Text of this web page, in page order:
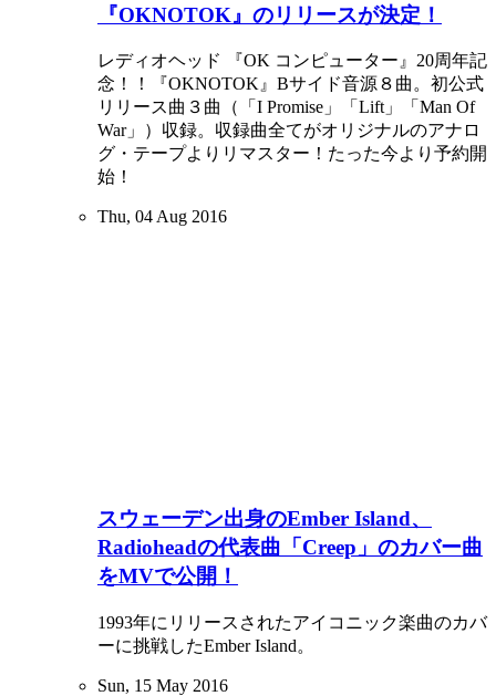
『OKNOTOK』のリリースが決定！
レディオヘッド 『OK コンピューター』20周年記
念！！『OKNOTOK』Bサイド音源８曲。初公式
リリース曲３曲（「I Promise」「Lift」「Man Of
War」）収録。収録曲全てがオリジナルのアナロ
グ・テープよりリマスター！たった今より予約開
始！
Thu, 04 Aug 2016
スウェーデン出身のEmber Island、
Radioheadの代表曲「Creep」のカバー曲
をMVで公開！
1993年にリリースされたアイコニック楽曲のカバ
ーに挑戦したEmber Island。
Sun, 15 May 2016